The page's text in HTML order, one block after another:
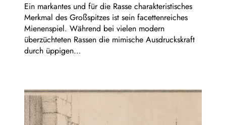
Ein markantes und für die Rasse charakteristisches
Merkmal des Großspitzes ist sein facettenreiches
Mienenspiel. Während bei vielen modern
überzüchteten Rassen die mimische Ausdruckskraft
durch üppigen…